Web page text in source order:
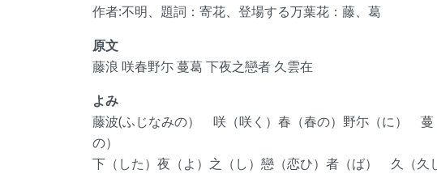
作者:不明、題詞：寄花、登場する万葉花：藤、葛
原文
藤浪 咲春野尓 蔓葛 下夜之戀者 久雲在
よみ
藤波(ふじなみの） 咲（咲く）春（春の）野尓（に） 蔓
の）
下（した）夜（よ）之（し）戀（恋ひ）者（ば） 久（久